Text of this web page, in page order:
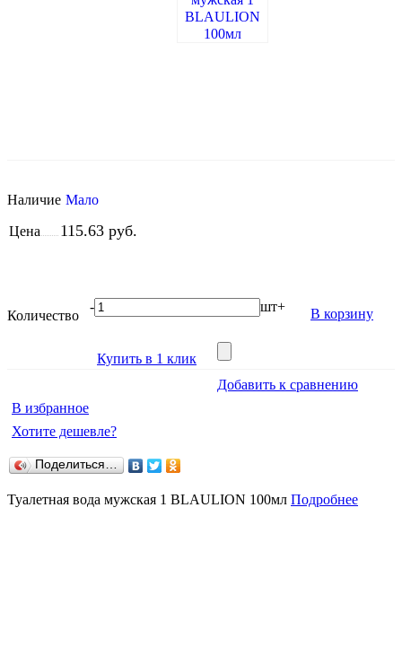
Наличие Мало
Цена 115.63 руб.
Количество
- шт+ В корзину
Купить в 1 клик
Добавить к сравнению
В избранное
Хотите дешевле?
Поделиться…
Туалетная вода мужская 1 BLAULION 100мл Подробнее